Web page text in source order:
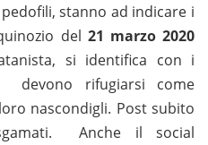
stanno ad indicare i
del 21 marzo 2020
si identifica con i
devono rifugiarsi come
nascondigli. Post subito
Anche il social